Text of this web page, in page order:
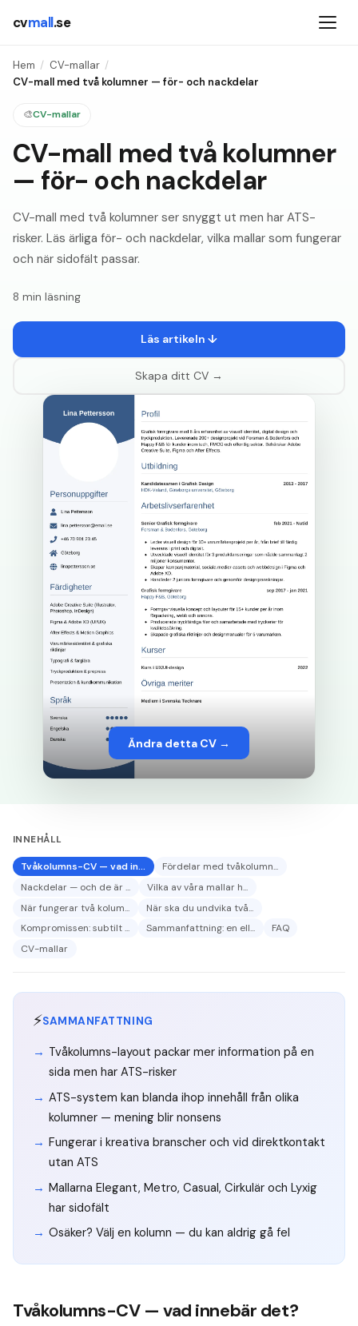
cvmall.se
Hem / CV-mallar /
CV-mall med två kolumner — för- och nackdelar
🎨CV-mallar
CV-mall med två kolumner
— för- och nackdelar
CV-mall med två kolumner ser snyggt ut men har ATS-
risker. Läs ärliga för- och nackdelar, vilka mallar som fungerar
och när sidofält passar.
8 min läsning
Läs artikeln ↓
Skapa ditt CV →
Ändra detta CV →
INNEHÅLL
Tvåkolumns-CV — vad in...
Fördelar med tvåkolumn...
Nackdelar — och de är ...
Vilka av våra mallar h...
När fungerar två kolum...
När ska du undvika två...
Kompromissen: subtilt ...
Sammanfattning: en ell...
FAQ
CV-mallar
⚡SAMMANFATTNING
Tvåkolumns-layout packar mer information på en
sida men har ATS-risker
ATS-system kan blanda ihop innehåll från olika
kolumner — mening blir nonsens
Fungerar i kreativa branscher och vid direktkontakt
utan ATS
Mallarna Elegant, Metro, Casual, Cirkulär och Lyxig
har sidofält
Osäker? Välj en kolumn — du kan aldrig gå fel
Tvåkolumns-CV — vad innebär det?